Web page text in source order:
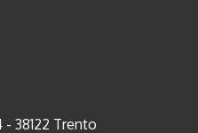
- 38122 Trento